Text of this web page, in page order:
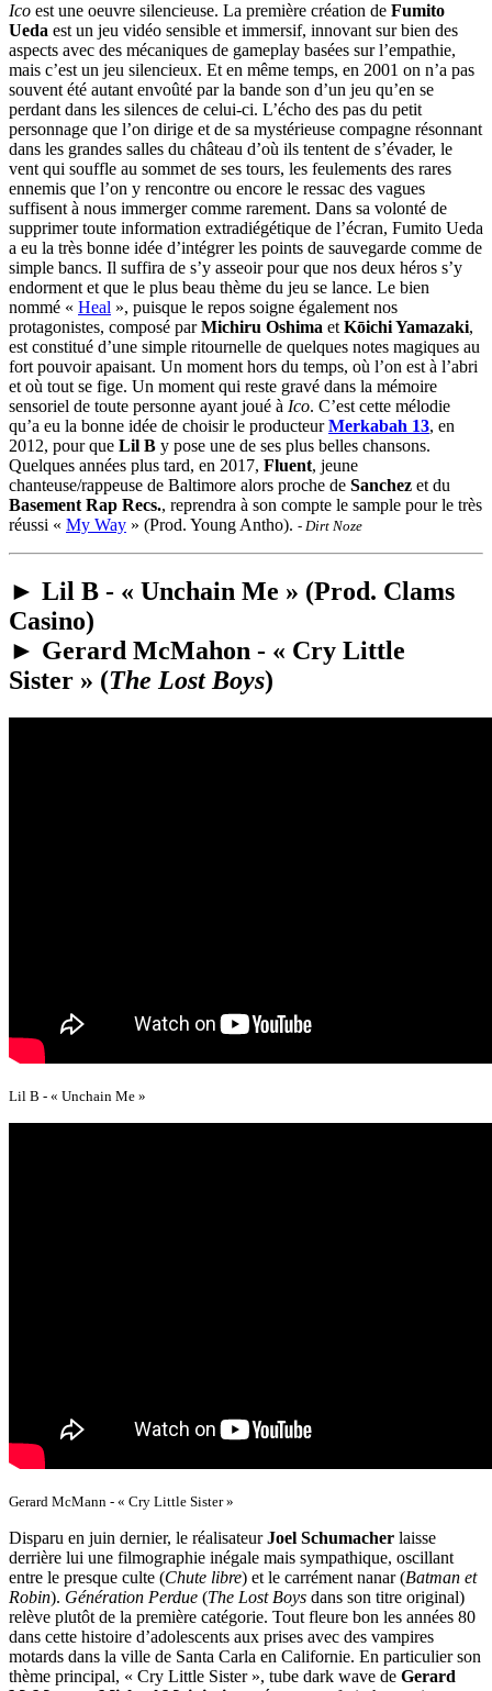
Ico est une oeuvre silencieuse. La première création de Fumito
Ueda est un jeu vidéo sensible et immersif, innovant sur bien des
aspects avec des mécaniques de gameplay basées sur l’empathie,
mais c’est un jeu silencieux. Et en même temps, en 2001 on n’a pas
souvent été autant envoûté par la bande son d’un jeu qu’en se
perdant dans les silences de celui-ci. L’écho des pas du petit
personnage que l’on dirige et de sa mystérieuse compagne résonnant
dans les grandes salles du château d’où ils tentent de s’évader, le
vent qui souffle au sommet de ses tours, les feulements des rares
ennemis que l’on y rencontre ou encore le ressac des vagues
suffisent à nous immerger comme rarement. Dans sa volonté de
supprimer toute information extradiégétique de l’écran, Fumito Ueda
a eu la très bonne idée d’intégrer les points de sauvegarde comme de
simple bancs. Il suffira de s’y asseoir pour que nos deux héros s’y
endorment et que le plus beau thème du jeu se lance. Le bien
nommé « Heal », puisque le repos soigne également nos
protagonistes, composé parMichiru Oshima et Kōichi Yamazaki,
est constitué d’une simple ritournelle de quelques notes magiques au
fort pouvoir apaisant. Un moment hors du temps, où l’on est à l’abri
et où tout se fige. Un moment qui reste gravé dans la mémoire
sensoriel de toute personne ayant joué à Ico. C’est cette mélodie
qu’a eu la bonne idée de choisir le producteurMerkabah 13, en
2012, pour que Lil B y pose une de ses plus belles chansons.
Quelques années plus tard, en 2017, Fluent, jeune
chanteuse/rappeuse de Baltimore alors proche de Sanchez et du
Basement Rap Recs., reprendra à son compte le sample pour le très
réussi « My Way » (Prod. Young Antho). - Dirt Noze
► Lil B - « Unchain Me » (Prod. Clams
Casino)
► Gerard McMahon - « Cry Little
Sister » (The Lost Boys)
Lil B - « Unchain Me »
Gerard McMann - « Cry Little Sister »
Disparu en juin dernier, le réalisateurJoel Schumacher laisse
derrière lui une filmographie inégale mais sympathique, oscillant
entre le presque culte (Chute libre) et le carrément nanar (Batman et
Robin). Génération Perdue (The Lost Boys dans son titre original)
relève plutôt de la première catégorie. Tout fleure bon les années 80
dans cette histoire d’adolescents aux prises avec des vampires
motards dans la ville de Santa Carla en Californie. En particulier son
thème principal, « Cry Little Sister », tube dark wave de Gerard